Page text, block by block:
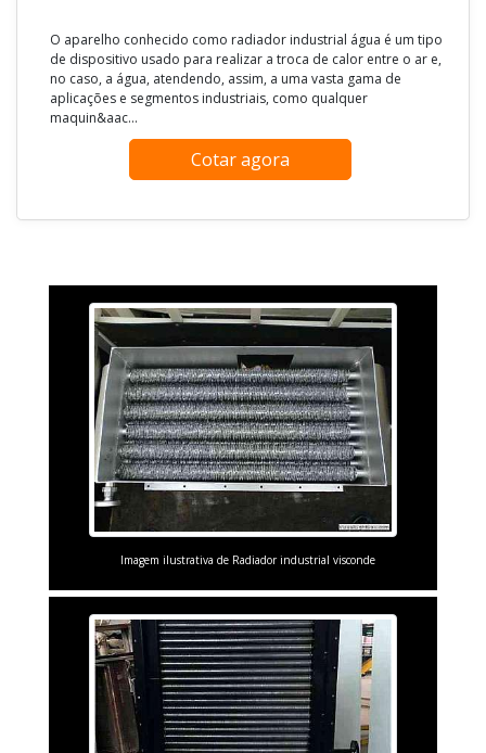
O aparelho conhecido como radiador industrial água é um tipo
de dispositivo usado para realizar a troca de calor entre o ar e,
no caso, a água, atendendo, assim, a uma vasta gama de
aplicações e segmentos industriais, como qualquer
maquin&aac...
Cotar agora
Imagem ilustrativa de Radiador industrial visconde